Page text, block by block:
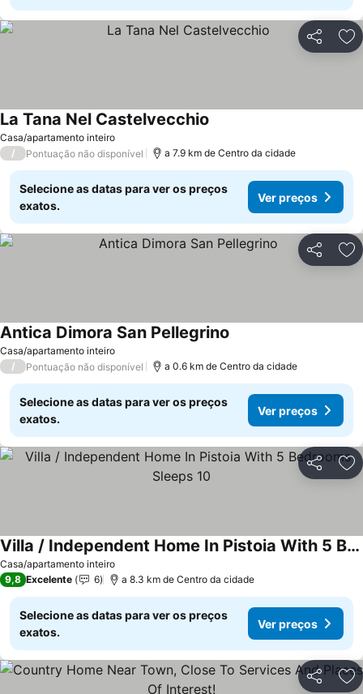
Partilhar
Casa/apartamento inteiro
La Tana Nel Castelvecchio
/ Pontuação não disponível a 7.9 km de Centro da cidade
Selecione as datas para ver os preços
exatos.
Ver preços
Partilhar
Casa/apartamento inteiro
Antica Dimora San Pellegrino
/ Pontuação não disponível a 0.6 km de Centro da cidade
Selecione as datas para ver os preços
exatos.
Ver preços
Partilhar
Casa/apartamento inteiro
Villa / Independent Home In Pistoia With 5 Bedrooms Sleeps 10
Ver preços
9,8 Excelente 6 a 8.3 km de Centro da cidade
Selecione as datas para ver os preços
exatos.
Ver preços
Partilhar